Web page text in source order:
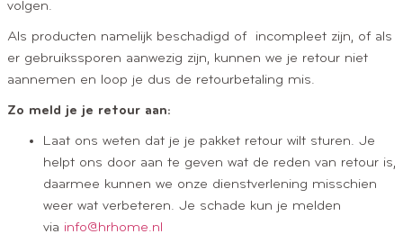
volgen.
Als producten namelijk beschadigd of incompleet zijn, of als
er gebruikssporen aanwezig zijn, kunnen we je retour niet
aannemen en loop je dus de retourbetaling mis.
Zo meld je je retour aan:
Laat ons weten dat je je pakket retour wilt sturen. Je
helpt ons door aan te geven wat de reden van retour is,
daarmee kunnen we onze dienstverlening misschien
weer wat verbeteren. Je schade kun je melden
via info@hrhome.nl